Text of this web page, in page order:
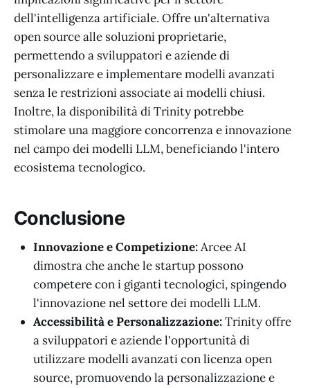
dell'intelligenza artificiale. Offre un'alternativa
open source alle soluzioni proprietarie,
permettendo a sviluppatori e aziende di
personalizzare e implementare modelli avanzati
senza le restrizioni associate ai modelli chiusi.
Inoltre, la disponibilità di Trinity potrebbe
stimolare una maggiore concorrenza e innovazione
nel campo dei modelli LLM, beneficiando l'intero
ecosistema tecnologico.
Conclusione
Innovazione e Competizione:Arcee AI
dimostra che anche le startup possono
competere con i giganti tecnologici, spingendo
l'innovazione nel settore dei modelli LLM.
Accessibilità e Personalizzazione:Trinity offre
a sviluppatori e aziende l'opportunità di
utilizzare modelli avanzati con licenza open
source, promuovendo la personalizzazione e